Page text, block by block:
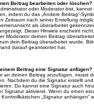
Beitrag bearbeiten oder löschen?
oder Moderator bist,
indem du das „Ändere Beitrag“-
Zeitraum nach seiner Erstellung
als überarbeitet
Dieser Hinweis erscheint
Moderator deinen Beitrag
dein Beitrag überarbeitet wurde.
darauf geantwortet hat.
Beitrag eine Signatur anfügen?
an deinen Beitrag anzufügen, musst
Nachdem du die Signatur erstellt
Du kannst eine Signatur auch
Signatur aktivierst. Wenn du einen
„Signatur anhängen“